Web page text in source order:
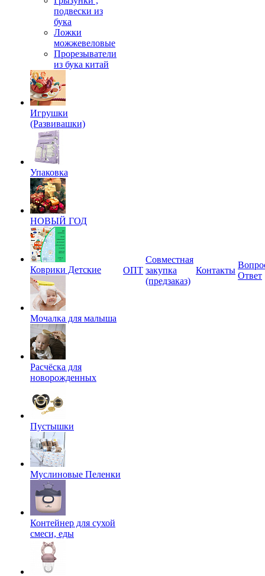
подвески из
бука
Ложки
можжевеловые
Прорезыватели
из бука китай
Игрушки
(Развивашки)
Упаковка
НОВЫЙ ГОД
Коврики Детские
Мочалка для малыша
Расчёска для
новорожденных
Пустышки
Муслиновые Пеленки
Контейнер для сухой
смеси, еды
ОПТ
Совместная
закупка
(предзаказ)
Контакты
Ответ